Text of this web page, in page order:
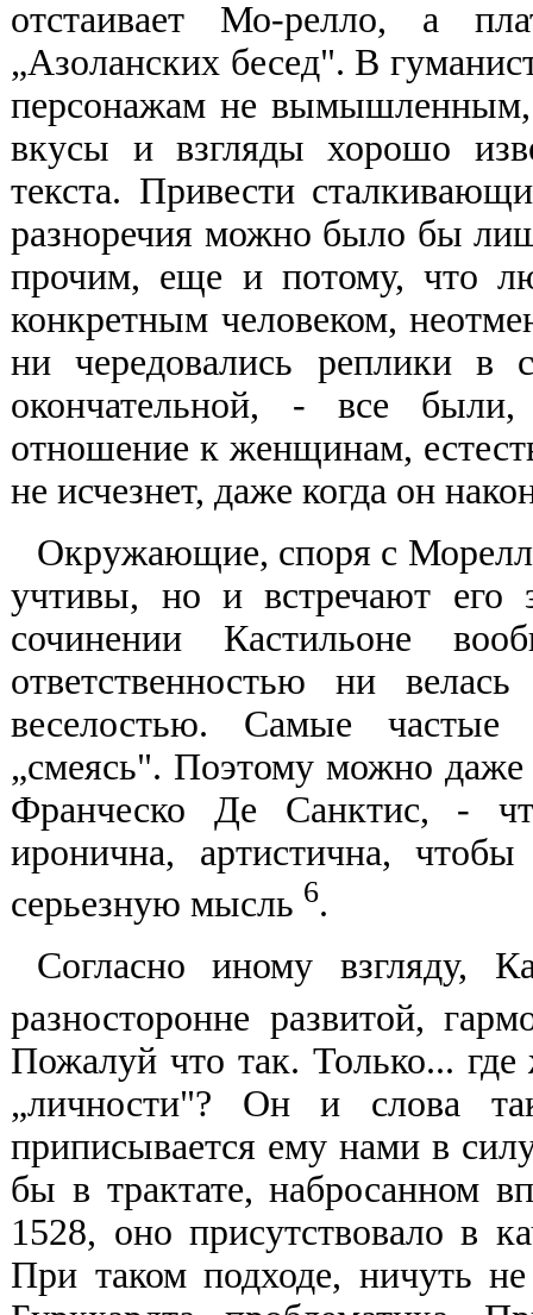
отстаивает Мо-релло, а
„Азоланских бесед". В
персонажам не
вкусы и взгляды хорошо
текста. Привести
разноречия можно было бы
прочим, еще и потому, что
конкретным человеком,
ни чередовались реплики
окончательной, - все
отношение к женщинам,
не исчезнет, даже когда он
Окружающие, споря с
учтивы, но и встречают его
сочинении Кастильоне
ответственностью ни
веселостью. Самые частые
„смеясь". Поэтому можно
Франческо Де Санктис, -
иронична, артистична,
серьезную мысль 6.
Согласно иному взгляду,
разносторонне развитой,
Пожалуй что так. Только... где
„личности"? Он и слова
приписывается ему нами в
бы в трактате, набросанном
1528, оно присутствовало в
При таком подходе, ничуть